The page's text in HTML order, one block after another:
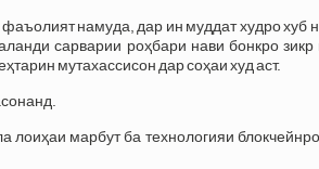
намуда, дар ин муддат худро хуб
сарварии роҳбари нави бонкро
мутахассисон дар соҳаи худ аст.
лоиҳаи марбут ба технологияи